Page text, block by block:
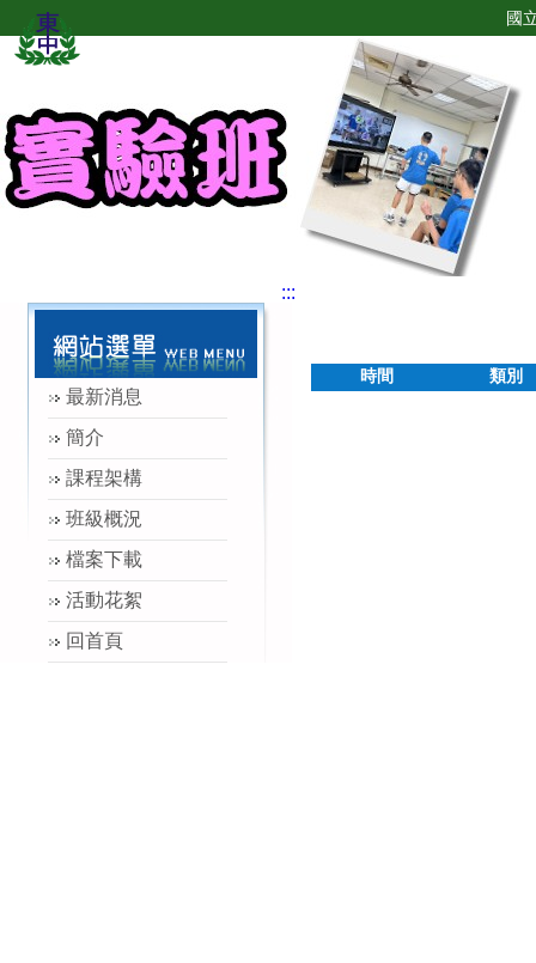
國
最新消息
簡介
課程架構
班級概況
檔案下載
活動花絮
回首頁
:::
時間 類別